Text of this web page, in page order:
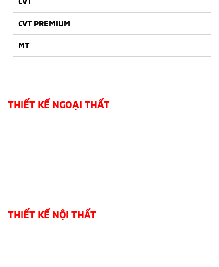
CVT PREMIUM
MT
THIẾT KẾ NGOẠI THẤT
THIẾT KẾ NỘI THẤT